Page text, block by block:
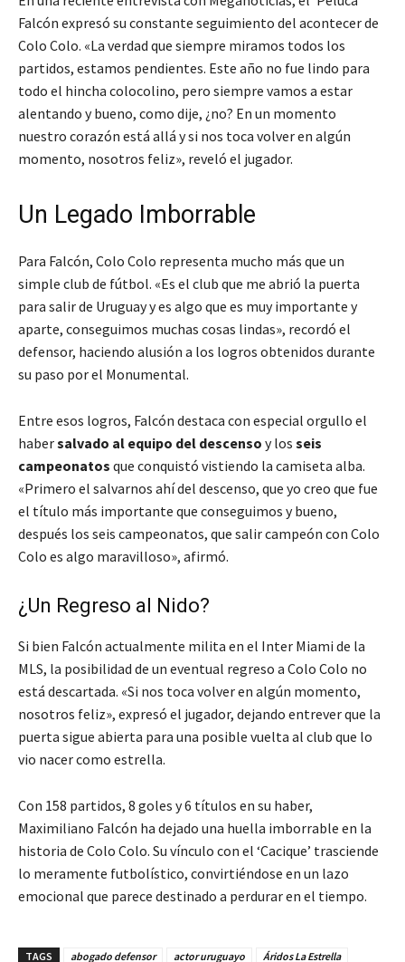
Falcón expresó su constante seguimiento del acontecer de
Colo Colo. «La verdad que siempre miramos todos los
partidos, estamos pendientes. Este año no fue lindo para
todo el hincha colocolino, pero siempre vamos a estar
alentando y bueno, como dije, ¿no? En un momento
nuestro corazón está allá y si nos toca volver en algún
momento, nosotros feliz», reveló el jugador.
Un Legado Imborrable
Para Falcón, Colo Colo representa mucho más que un
simple club de fútbol. «Es el club que me abrió la puerta
para salir de Uruguay y es algo que es muy importante y
aparte, conseguimos muchas cosas lindas», recordó el
defensor, haciendo alusión a los logros obtenidos durante
su paso por el Monumental.
Entre esos logros, Falcón destaca con especial orgullo el
habersalvado al equipo del descenso y los seis
campeonatos que conquistó vistiendo la camiseta alba.
«Primero el salvarnos ahí del descenso, que yo creo que fue
el título más importante que conseguimos y bueno,
después los seis campeonatos, que salir campeón con Colo
Colo es algo maravilloso», afirmó.
¿Un Regreso al Nido?
Si bien Falcón actualmente milita en el Inter Miami de la
MLS, la posibilidad de un eventual regreso a Colo Colo no
está descartada. «Si nos toca volver en algún momento,
nosotros feliz», expresó el jugador, dejando entrever que la
puerta sigue abierta para una posible vuelta al club que lo
vio nacer como estrella.
Con 158 partidos, 8 goles y 6 títulos en su haber,
Maximiliano Falcón ha dejado una huella imborrable en la
historia de Colo Colo. Su vínculo con el ‘Cacique’ trasciende
lo meramente futbolístico, convirtiéndose en un lazo
emocional que parece destinado a perdurar en el tiempo.
TAGS abogado defensor actor uruguayo Áridos La Estrella